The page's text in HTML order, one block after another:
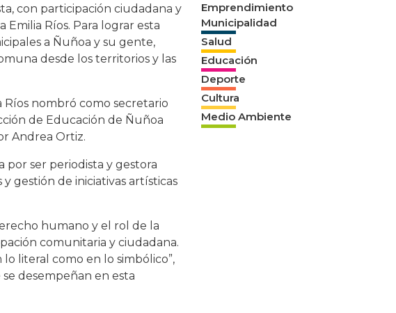
con participación ciudadana y
Ríos. Para lograr esta
a Ñuñoa y su gente,
desde los territorios y las
Ríos nombró como secretario
de Educación de Ñuñoa
Andrea Ortiz.
por ser periodista y gestora
gestión de iniciativas artísticas
humano y el rol de la
comunitaria y ciudadana.
literal como en lo simbólico”,
desempeñan en esta
Emprendimiento
Municipalidad
Salud
Educación
Deporte
Cultura
Medio Ambiente